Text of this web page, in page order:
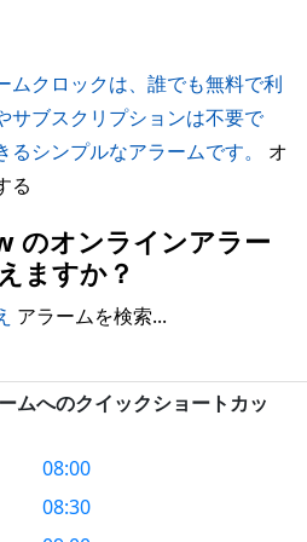
ムクロックは、誰でも無料で利
サブスクリプションは不要で
シンプルなアラームです。
オ
る
のオンラインアラー
ますか？
アラームを検索...
ムへのクイックショートカッ
08:00
08:30